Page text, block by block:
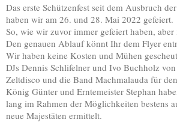
Das erste Schützenfest seit dem Ausbruch
haben wir am 26. und 28. Mai 2022 gefeiert.
So, wie wir zuvor immer gefeiert haben,
Den genauen Ablauf könnt Ihr dem Flyer
Wir haben keine Kosten und Mühen
DJs Dennis Schlifelner und Ivo Buchholz
Zeltdisco und die Band Machmalauda für
König Günter und Erntemeister Stephan
lang im Rahmen der Möglichkeiten bestens
neue Majestäten ermittelt.